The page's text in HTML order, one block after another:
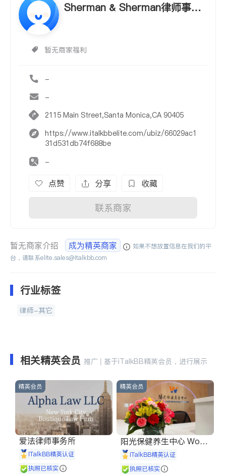
Sherman & Sherman律师事务
暂无商家福利
-
-
2115 Main Street,Santa Monica,CA 90405
https://www.italkbbelite.com/ubiz/66029ac1
31d531db74f688be
-
点赞 分享 收藏
联系商家
暂无商家介绍 成为精英商家
如果不想放置信息在我们的平
台，请联系elite.sales@italkbb.com
行业标签
律师-其它
相关精英会员 推广 | 基于iTalkBB精英会员，进行展示
精英会员
爱法律师事务所
iTalkBB精英认证
执照已核实
精英会员
阳光保健养生中心 World
shine
iTalkBB精英认证
执照已核实